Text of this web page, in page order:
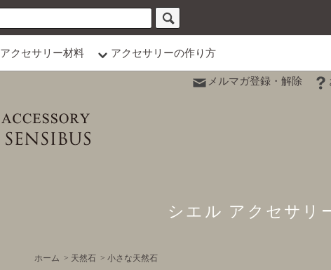
アクセサリー材料 アクセサリーの作り方
メルマガ登録・解除
シエル アクセサリ
ホーム > 天然石 > 小さな天然石